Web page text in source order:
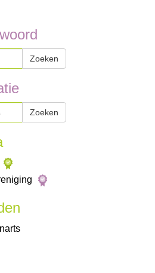
Zoeken
Zoeken